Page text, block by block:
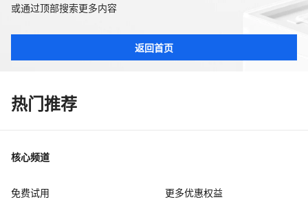
或通过顶部搜索更多内容
返回首页
热门推荐
核心频道
免费试用 更多优惠权益